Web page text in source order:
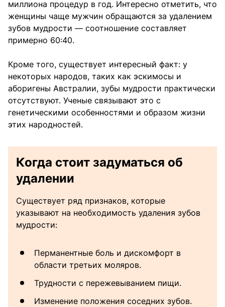
миллиона процедур в год. Интересно отметить, что
женщины чаще мужчин обращаются за удалением
зубов мудрости — соотношение составляет
примерно 60:40.
Кроме того, существует интересный факт: у
некоторых народов, таких как эскимосы и
аборигены Австралии, зубы мудрости практически
отсутствуют. Ученые связывают это с
генетическими особенностями и образом жизни
этих народностей.
Когда стоит задуматься об
удалении
Существует ряд признаков, которые
указывают на необходимость удаления зубов
мудрости:
Перманентные боль и дискомфорт в
области третьих моляров.
Трудности с пережевыванием пищи.
Изменение положения соседних зубов.